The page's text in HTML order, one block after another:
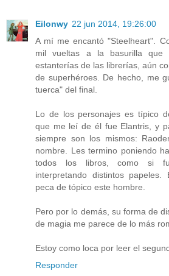
Eilonwy 22 jun 2014, 19:26:00
A mí me encantó "Steelheart".
mil vueltas a la basurilla que
estanterías de las librerías, aún
de superhéroes. De hecho, me
tuerca" del final.
Lo de los personajes es típico
que me leí de él fue Elantris, y
siempre son los mismos:
nombre. Les termino poniendo
todos los libros, como si
interpretando distintos
peca de tópico este hombre.
Pero por lo demás, su forma de
de magia me parece de lo más
Estoy como loca por leer el
Responder